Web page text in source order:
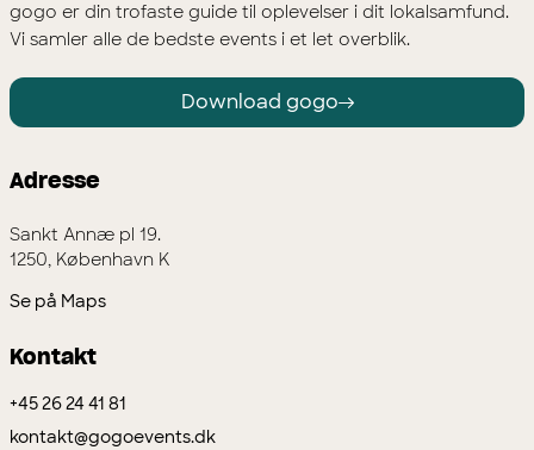
gogo er din trofaste guide til oplevelser i dit lokalsamfund.
Vi samler alle de bedste events i et let overblik.
Download gogo
Adresse
Sankt Annæ pl 19.
1250, København K
Se på Maps
Kontakt
+45 26 24 41 81
kontakt@gogoevents.dk